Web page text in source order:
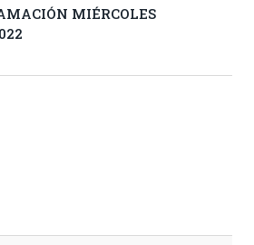
MIÉRCOLES